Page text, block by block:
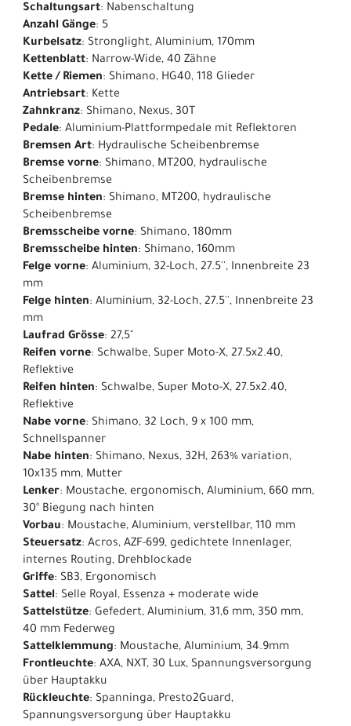
Schaltungsart: Nabenschaltung
Anzahl Gänge: 5
Kurbelsatz: Stronglight, Aluminium, 170mm
Kettenblatt: Narrow-Wide, 40 Zähne
Kette / Riemen: Shimano, HG40, 118 Glieder
Antriebsart: Kette
Zahnkranz: Shimano, Nexus, 30T
Pedale: Aluminium-Plattformpedale mit Reflektoren
Bremsen Art: Hydraulische Scheibenbremse
Bremse vorne: Shimano, MT200, hydraulische
Scheibenbremse
Bremse hinten: Shimano, MT200, hydraulische
Scheibenbremse
Bremsscheibe vorne: Shimano, 180mm
Bremsscheibe hinten: Shimano, 160mm
Felge vorne: Aluminium, 32-Loch, 27.5'', Innenbreite 23
mm
Felge hinten: Aluminium, 32-Loch, 27.5'', Innenbreite 23
mm
Laufrad Grösse: 27,5"
Reifen vorne: Schwalbe, Super Moto-X, 27.5x2.40,
Reflektive
Reifen hinten: Schwalbe, Super Moto-X, 27.5x2.40,
Reflektive
Nabe vorne: Shimano, 32 Loch, 9 x 100 mm,
Schnellspanner
Nabe hinten: Shimano, Nexus, 32H, 263% variation,
10x135 mm, Mutter
Lenker: Moustache, ergonomisch, Aluminium, 660 mm,
30° Biegung nach hinten
Vorbau: Moustache, Aluminium, verstellbar, 110 mm
Steuersatz: Acros, AZF-699, gedichtete Innenlager,
internes Routing, Drehblockade
Griffe: SB3, Ergonomisch
Sattel: Selle Royal, Essenza + moderate wide
Sattelstütze: Gefedert, Aluminium, 31,6 mm, 350 mm,
40 mm Federweg
Sattelklemmung: Moustache, Aluminium, 34.9mm
Frontleuchte: AXA, NXT, 30 Lux, Spannungsversorgung
über Hauptakku
Rückleuchte: Spanninga, Presto2Guard,
Spannungsversorgung über Hauptakku